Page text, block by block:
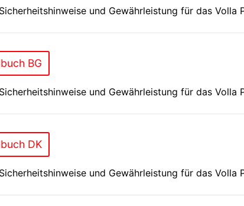
und Gewährleistung für das
BG
und Gewährleistung für das
DK
und Gewährleistung für das